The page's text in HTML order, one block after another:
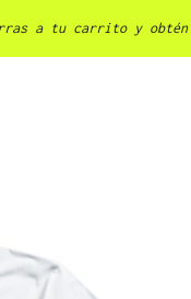
a tu carrito y obtén